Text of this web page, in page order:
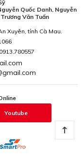
Quốc Danh, Nguyễn
Văn Tuấn
Xuyên, tỉnh Cà Mau.
Youtube